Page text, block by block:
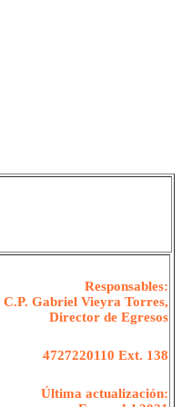
Responsables:
C.P. Gabriel Vieyra Torres,
Director de Egresos
4727220110 Ext. 138
Última actualización: